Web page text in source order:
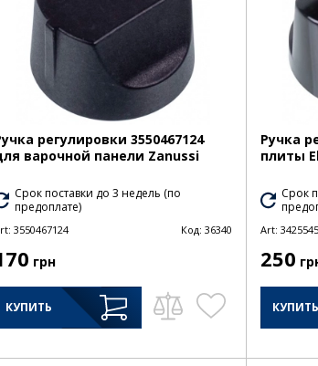
регулировки 3550467124
варочной панели Zanussi
Срок поставки до 3 недель (по
предоплате)
3550467124 Код: 36340
грн
КУПИТЬ
Ручка
плиты
Срок
Art:
250
КУПИТЬ